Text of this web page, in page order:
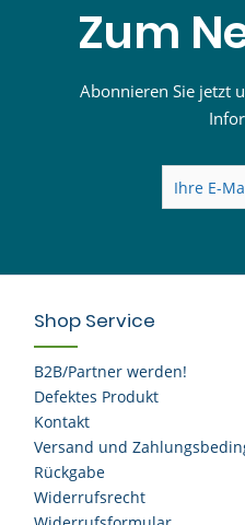
Zum
Abonnieren Sie jetzt
Shop Service
B2B/Partner werden!
Defektes Produkt
Kontakt
Versand und
Rückgabe
Widerrufsrecht